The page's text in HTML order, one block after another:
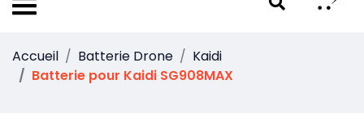
Accueil Batterie Drone
Kaidi
Batterie pour Kaidi SG908MAX